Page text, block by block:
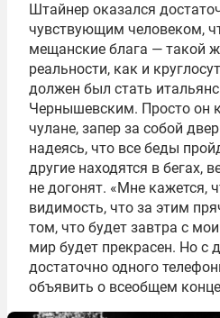
Штайнер оказался
чувствующим человеком,
мещанские блага — такой
реальности, как и
должен был стать
Чернышевским. Просто он
чулане, запер за собой
надеясь, что все беды
другие находятся в бегах,
не догонят. «Мне кажется,
видимость, что за этим
том, что будет завтра с
мир будет прекрасен. Но с
достаточно одного
объявить о всеобщем